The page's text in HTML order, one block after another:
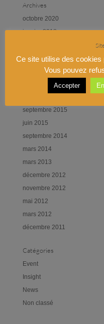
Archives
octobre 2020
janvier 2018
novembre 2016
septembre 2016
septembre 2015
juin 2015
septembre 2014
mars 2014
mars 2013
décembre 2012
novembre 2012
mai 2012
mars 2012
décembre 2011
Catégories
Event
Insight
News
Non classé
Ce site utilise des
Vous pouvez
Accepter